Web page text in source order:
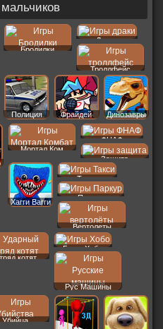
Бродилки
Драки
Троллфейс
Полиция
Фрайдей Динозавры
Мортал Ком
ФНАФ
Защита
Хагги Вагги
Такси
Паркур
Вертолеты
котят
Бомж Хобо
Рус Машины
Убийца